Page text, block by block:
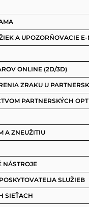
A UPOZORŇOVACIE E-
ONLINE (2D/3D)
ZRAKU U
PARTNERSKÝCH
A ZNEUŽITIU
NÁSTROJE
SLUŽIEB
SIEŤACH